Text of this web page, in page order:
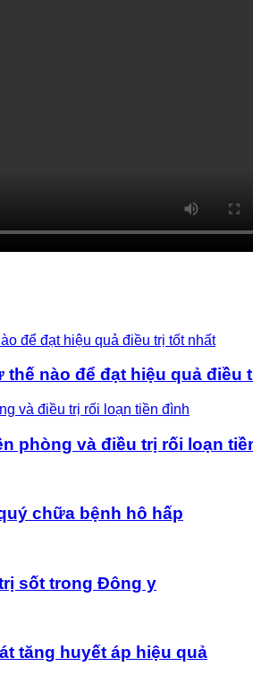
nào để đạt hiệu quả điều
phòng và điều trị rối loạn
chữa bệnh hô hấp
sốt trong Đông y
tăng huyết áp hiệu quả